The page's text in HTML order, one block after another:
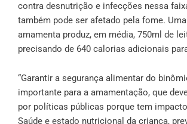
contra desnutrição e infecções nessa
também pode ser afetado pela fome.
amamenta produz, em média, 750ml de
precisando de 640 calorias adicionais
“Garantir a segurança alimentar do
importante para a amamentação, que
por políticas públicas porque tem
Saúde e estado nutricional da criança,